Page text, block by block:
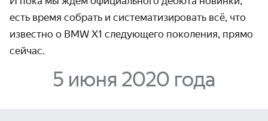
есть время собрать и систематизировать всё, что
известно о BMW X1 следующего поколения, прямо
сейчас.
5 июня 2020 года